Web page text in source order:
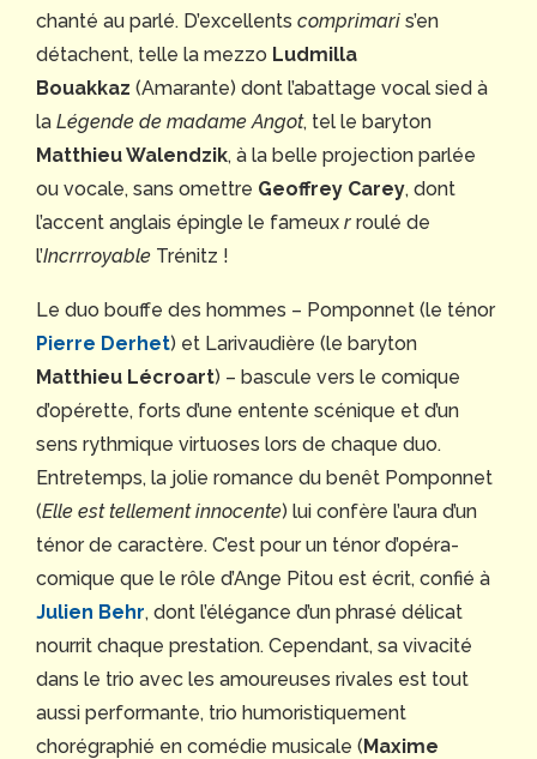
chanté au parlé. D’excellents comprimari s’en
détachent, telle la mezzo Ludmilla
Bouakkaz (Amarante) dont l’abattage vocal sied à
la Légende de madame Angot, tel le baryton
Matthieu Walendzik, à la belle projection parlée
ou vocale, sans omettre Geoffrey Carey, dont
l’accent anglais épingle le fameux r roulé de
l’Incrrroyable Trénitz !
Le duo bouffe des hommes – Pomponnet (le ténor
Pierre Derhet) et Larivaudière (le baryton
Matthieu Lécroart) – bascule vers le comique
d’opérette, forts d’une entente scénique et d’un
sens rythmique virtuoses lors de chaque duo.
Entretemps, la jolie romance du benêt Pomponnet
(Elle est tellement innocente) lui confère l’aura d’un
ténor de caractère. C’est pour un ténor d’opéra-
comique que le rôle d’Ange Pitou est écrit, confié à
Julien Behr, dont l’élégance d’un phrasé délicat
nourrit chaque prestation. Cependant, sa vivacité
dans le trio avec les amoureuses rivales est tout
aussi performante, trio humoristiquement
chorégraphié en comédie musicale (Maxime